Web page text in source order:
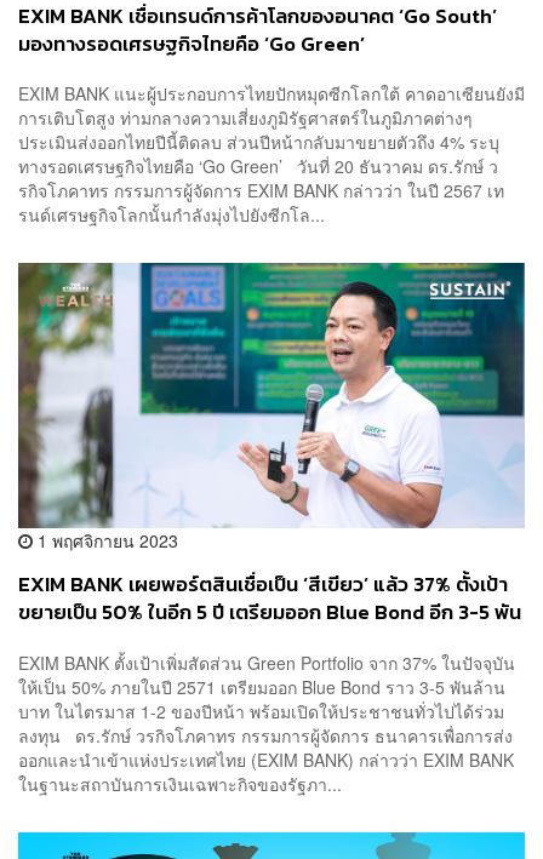
EXIM BANK เชื่อเทรนด์การค้าโลกของอนาคต ‘Go South’
มองทางรอดเศรษฐกิจไทยคือ ‘Go Green’
EXIM BANK แนะผู้ประกอบการไทยปักหมุดซีกโลกใต้ คาดอาเซียนยังมี
การเติบโตสูง ท่ามกลางความเสี่ยงภูมิรัฐศาสตร์ในภูมิภาคต่างๆ
ประเมินส่งออกไทยปีนี้ติดลบ ส่วนปีหน้ากลับมาขยายตัวถึง 4% ระบุ
ทางรอดเศรษฐกิจไทยคือ ‘Go Green’ วันที่ 20 ธันวาคม ดร.รักษ์ ว
รกิจโภคาทร กรรมการผู้จัดการ EXIM BANK กล่าวว่า ในปี 2567 เท
รนด์เศรษฐกิจโลกนั้นกำลังมุ่งไปยังซีกโล...
1 พฤศจิกายน 2023
EXIM BANK เผยพอร์ตสินเชื่อเป็น ‘สีเขียว’ แล้ว 37% ตั้งเป้า
ขยายเป็น 50% ในอีก 5 ปี เตรียมออก Blue Bond อีก 3-5 พัน
EXIM BANK ตั้งเป้าเพิ่มสัดส่วน Green Portfolio จาก 37% ในปัจจุบัน
ให้เป็น 50% ภายในปี 2571 เตรียมออก Blue Bond ราว 3-5 พันล้าน
บาท ในไตรมาส 1-2 ของปีหน้า พร้อมเปิดให้ประชาชนทั่วไปได้ร่วม
ลงทุน ดร.รักษ์ วรกิจโภคาทร กรรมการผู้จัดการ ธนาคารเพื่อการส่ง
ออกและนำเข้าแห่งประเทศไทย (EXIM BANK) กล่าวว่า EXIM BANK
ในฐานะสถาบันการเงินเฉพาะกิจของรัฐภา...